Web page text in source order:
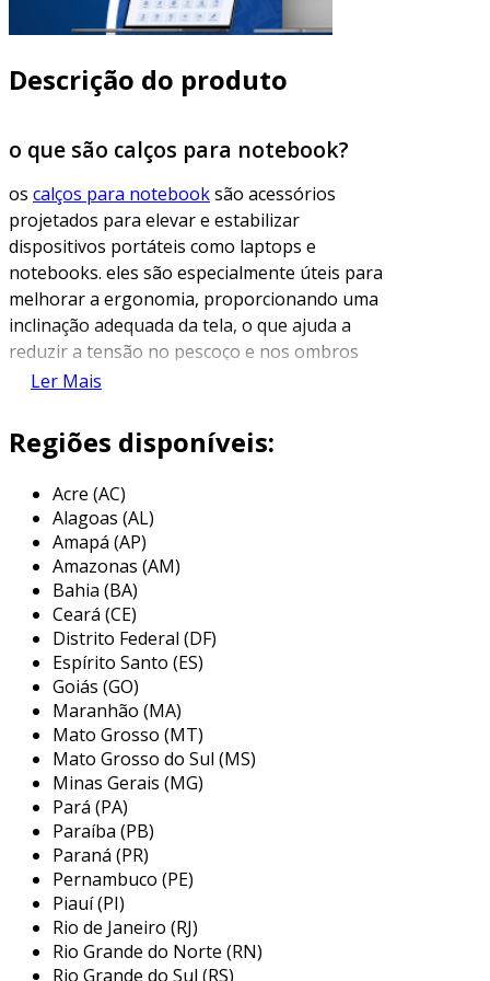
Descrição do produto
o que são calços para notebook?
os calços para notebooksão acessórios
projetados para elevar e estabilizar
dispositivos portáteis como laptops e
notebooks. eles são especialmente úteis para
melhorar a ergonomia, proporcionando uma
inclinação adequada da tela, o que ajuda a
reduzir a tensão no pescoço e nos ombros
durante longos períodos de uso. os calços
sendo disponíveis em opções fixas ou
ajustáveis.
além da ergonomia, os calços para notebook
também podem contribuir para a ventilação do
equipamento. elevando o laptop, permitem que
o ar circule melhor, evitando o
superaquecimento e potencializando o
desempenho do dispositivo. essa
funcionalidade é crucial para manter a vida útil
do aparelho, principalmente em tarefas que
exigem alto desempenho, como jogos ou
edição de vídeo.
principais aplicações dos calços para
notebook
os calços para notebook são amplamente
utilizados em diferentes contextos, tanto por
usuários domésticos quanto profissionais. eles
se tornaram essenciais para quem passa a
maior parte do dia em frente ao computador,
Ler Mais
Regiões disponíveis:
Acre (AC)
Alagoas (AL)
Amapá (AP)
Amazonas (AM)
Bahia (BA)
Ceará (CE)
Distrito Federal (DF)
Espírito Santo (ES)
Goiás (GO)
Maranhão (MA)
Mato Grosso (MT)
Mato Grosso do Sul (MS)
Minas Gerais (MG)
Pará (PA)
Paraíba (PB)
Paraná (PR)
Pernambuco (PE)
Piauí (PI)
Rio de Janeiro (RJ)
Rio Grande do Norte (RN)
Rio Grande do Sul (RS)